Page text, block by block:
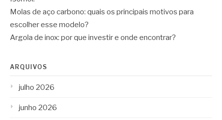
Molas de aço carbono: quais os principais motivos para
escolher esse modelo?
Argola de inox: por que investir e onde encontrar?
ARQUIVOS
julho 2026
junho 2026